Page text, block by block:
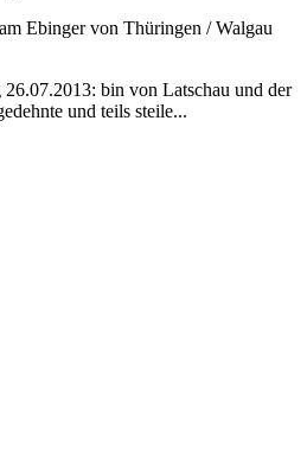
Ebinger von Thüringen / Walgau
26.07.2013: bin von Latschau und der
und teils steile...